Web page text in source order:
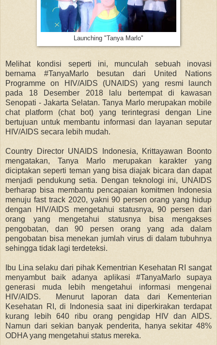
Launching "Tanya Marlo"
Melihat kondisi seperti ini, munculah sebuah inovasi
bernama #TanyaMarlo besutan dari United Nations
Programme on HIV/AIDS (UNAIDS) yang resmi launch
pada 18 Desember 2018 lalu bertempat di kawasan
Senopati - Jakarta Selatan. Tanya Marlo merupakan mobile
chat platform (chat bot) yang terintegrasi dengan Line
bertujuan untuk membantu informasi dan layanan seputar
HIV/AIDS secara lebih mudah.
Country Director UNAIDS Indonesia, Krittayawan Boonto
mengatakan, Tanya Marlo merupakan karakter yang
diciptakan seperti teman yang bisa diajak bicara dan dapat
menjadi pendukung setia. Dengan teknologi ini, UNAIDS
berharap bisa membantu pencapaian komitmen Indonesia
menuju fast track 2020, yakni 90 persen orang yang hidup
dengan HIV/AIDS mengetahui statusnya, 90 persen dari
orang yang mengetahui statusnya bisa mengakses
pengobatan, dan 90 persen orang yang ada dalam
pengobatan bisa menekan jumlah virus di dalam tubuhnya
sehingga tidak lagi terdeteksi.
Ibu Lina selaku dari pihak Kementrian Kesehatan RI sangat
menyambut baik adanya aplikasi #TanyaMarlo supaya
generasi muda lebih mengetahui informasi mengenai
HIV/AIDS. Menurut laporan data dari Kementerian
Kesehatan RI, di Indonesia saat ini diperkirakan terdapat
kurang lebih 640 ribu orang pengidap HIV dan AIDS.
Namun dari sekian banyak penderita, hanya sekitar 48%
ODHA yang mengetahui status mereka.